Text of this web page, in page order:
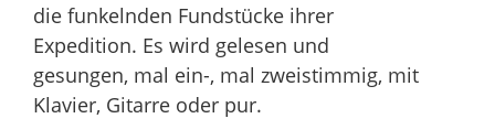
die funkelnden Fundstücke ihrer
Expedition. Es wird gelesen und
gesungen, mal ein-, mal zweistimmig, mit
Klavier, Gitarre oder pur.